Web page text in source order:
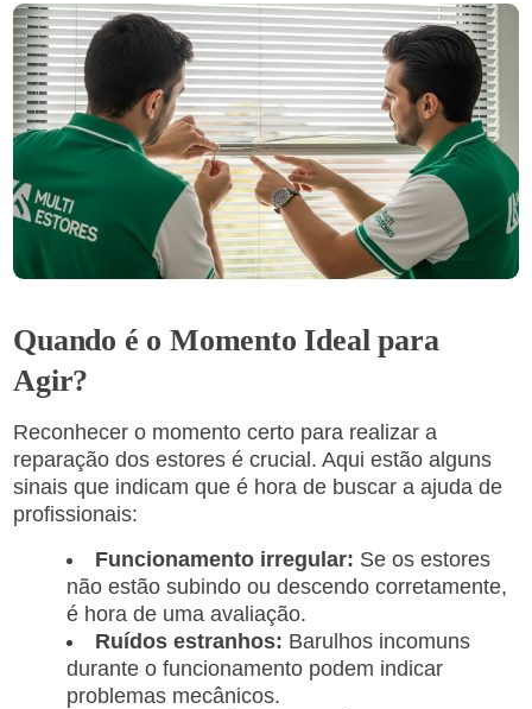
Quando é o Momento Ideal para
Agir?
Reconhecer o momento certo para realizar a
reparação dos estores é crucial. Aqui estão alguns
sinais que indicam que é hora de buscar a ajuda de
profissionais:
Funcionamento irregular: Se os estores
não estão subindo ou descendo corretamente,
é hora de uma avaliação.
Ruídos estranhos: Barulhos incomuns
durante o funcionamento podem indicar
problemas mecânicos.